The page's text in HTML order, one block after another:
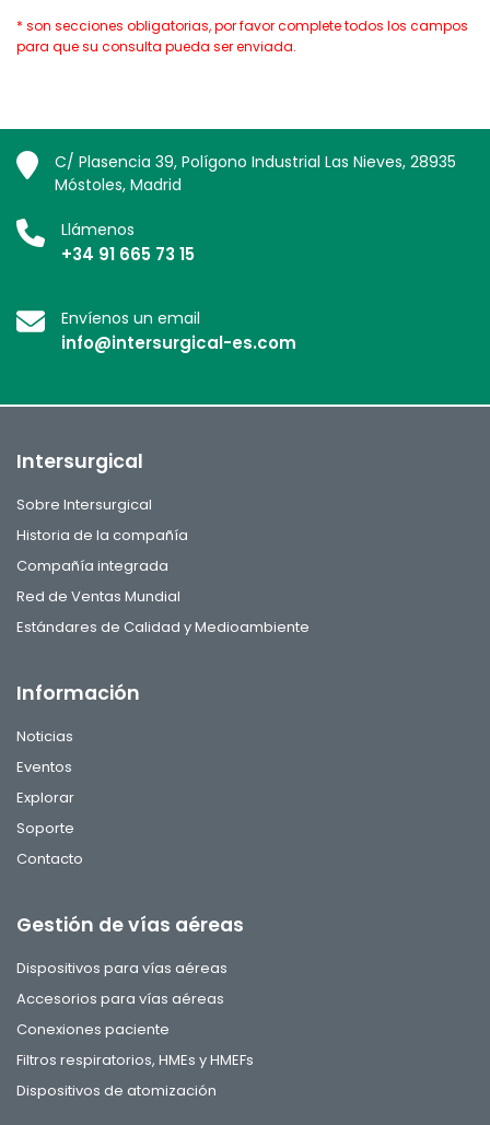
* son secciones obligatorias, por favor complete todos los campos
para que su consulta pueda ser enviada.
C/ Plasencia 39, Polígono Industrial Las Nieves, 28935
Móstoles, Madrid
Llámenos
+34 91 665 73 15
Envíenos un email
info@intersurgical-es.com
Intersurgical
Sobre Intersurgical
Historia de la compañía
Compañía integrada
Red de Ventas Mundial
Estándares de Calidad y Medioambiente
Información
Noticias
Eventos
Explorar
Soporte
Contacto
Gestión de vías aéreas
Dispositivos para vías aéreas
Accesorios para vías aéreas
Conexiones paciente
Filtros respiratorios, HMEs y HMEFs
Dispositivos de atomización